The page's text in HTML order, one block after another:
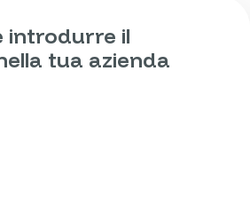
introdurre il
tua azienda